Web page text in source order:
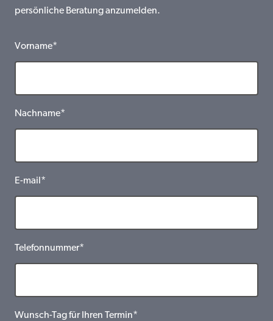
persönliche Beratung anzumelden.
Vorname*
Nachname*
E-mail*
Telefonnummer*
Wunsch-Tag für Ihren Termin*